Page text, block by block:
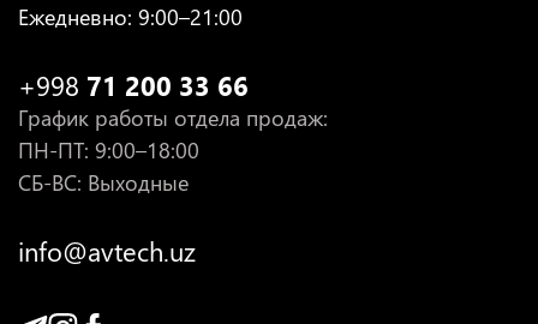
Ежедневно: 9:00–21:00
+998 71 200 33 66
График работы отдела продаж:
ПН-ПТ: 9:00–18:00
СБ-ВС: Выходные
info@avtech.uz